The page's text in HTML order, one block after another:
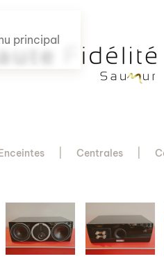
principal
Centrales